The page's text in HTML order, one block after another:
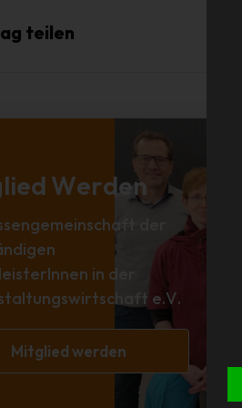
teilen
Werden
der
in der
e.V.
Mitglied werden